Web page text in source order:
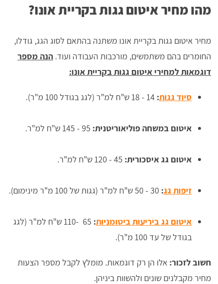
מהו מחיר איטום גגות בקריית אונו?
מחיר איטום גגות בקריית אונו משתנה בהתאם לסוג הגג, גודלו,
החומרים בהם משתמשים, מורכבות העבודה ועוד. הנה מספר
דוגמאות למחירי איטום גגות בקריית אונו:
סיוד גגות: 14 - 18 ש"ח למ"ר (לגג בגודל 100 מ"ר).
איטום במשחה פוליאוריטנית: 95 - 145 ש"ח למ"ר.
איטום גג איסכורית: 45 - 120 ש"ח למ"ר.
זיפות גג: 30 - 50 ש"ח למ"ר (גגות של 100 מ"ר מינימום).
איטום גג ביריעות ביטומניות:
65 -110 ש"ח למ"ר (לגג
בגודל של עד 100 מ"ר).
חשוב לזכור: אלו הן רק דוגמאות. מומלץ לקבל מספר הצעות
מחיר מקבלנים שונים ולהשוות ביניהן.